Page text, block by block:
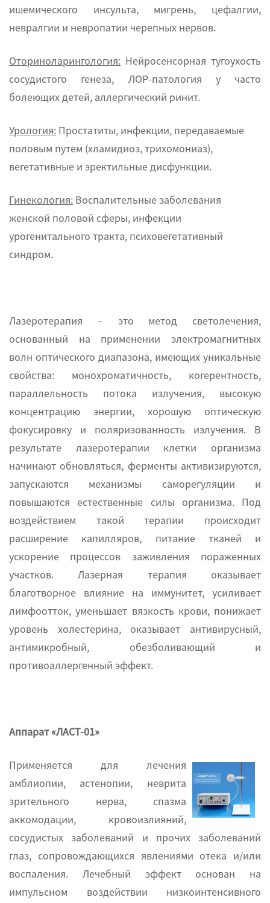
ишемического инсульта, мигрень, цефалгии,
невралгии и невропатии черепных нервов.
Оториноларингология: Нейросенсорная тугоухость
сосудистого генеза, ЛОР-патология у часто
болеющих детей, аллергический ринит.
Урология: Простатиты, инфекции, передаваемые
половым путем (хламидиоз, трихомониаз),
вегетативные и эректильные дисфункции.
Гинекология: Воспалительные заболевания
женской половой сферы, инфекции
урогенитального тракта, психовегетативный
синдром.
Лазеротерапия – это метод светолечения,
основанный на применении электромагнитных
волн оптического диапазона, имеющих уникальные
свойства: монохроматичность, когерентность,
параллельность потока излучения, высокую
концентрацию энергии, хорошую оптическую
фокусировку и поляризованность излучения. В
результате лазеротерапии клетки организма
начинают обновляться, ферменты активизируются,
запускаются механизмы саморегуляции и
повышаются естественные силы организма. Под
воздействием такой терапии происходит
расширение капилляров, питание тканей и
ускорение процессов заживления пораженных
участков. Лазерная терапия оказывает
благотворное влияние на иммунитет, усиливает
лимфоотток, уменьшает вязкость крови, понижает
уровень холестерина, оказывает антивирусный,
антимикробный, обезболивающий и
противоаллергенный эффект.
Аппарат «ЛАСТ-01»
Применяется для лечения
амблиопии, астенопии, неврита
зрительного нерва, спазма
аккомодации, кровоизлияний,
сосудистых заболеваний и прочих заболеваний
глаз, сопровождающихся явлениями отека и/или
воспаления. Лечебный эффект основан на
импульсном воздействии низкоинтенсивного